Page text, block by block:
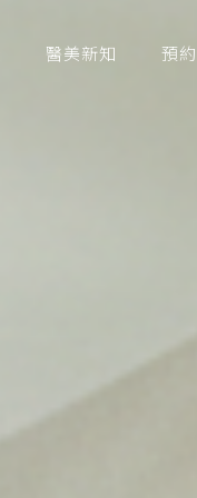
醫美新知 預